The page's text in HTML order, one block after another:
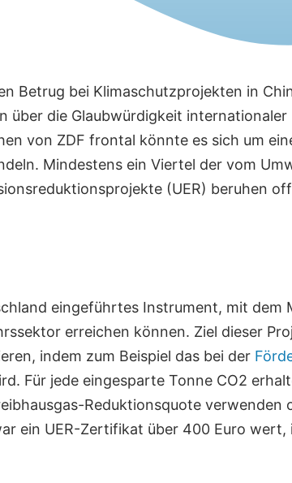
Betrug bei Klimaschutzprojekten in
über die Glaubwürdigkeit internationaler
von ZDF frontal könnte es sich um
Mindestens ein Viertel der vom
(UER) beruhen
eingeführtes Instrument, mit dem
erreichen können. Ziel dieser
indem zum Beispiel das bei der
Für jede eingesparte Tonne CO2
Reduktionsquote verwenden
ein UER-Zertifikat über 400 Euro